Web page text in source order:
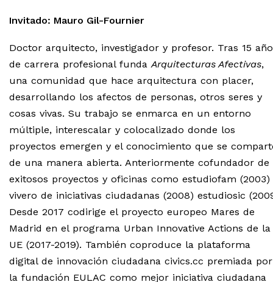
Invitado: Mauro Gil-Fournier
Doctor arquitecto, investigador y profesor. Tras 15
de carrera profesional funda Arquitecturas Afectivas,
una comunidad que hace arquitectura con placer,
desarrollando los afectos de personas, otros seres y
cosas vivas. Su trabajo se enmarca en un entorno
múltiple, interescalar y colocalizado donde los
proyectos emergen y el conocimiento que se
de una manera abierta. Anteriormente cofundador de
exitosos proyectos y oficinas como estudiofam (2003)
vivero de iniciativas ciudadanas (2008) estudiosic
Desde 2017 codirige el proyecto europeo Mares de
Madrid en el programa Urban Innovative Actions de la
UE (2017-2019). También coproduce la plataforma
digital de innovación ciudadana civics.cc premiada por
la fundación EULAC como mejor iniciativa ciudadana